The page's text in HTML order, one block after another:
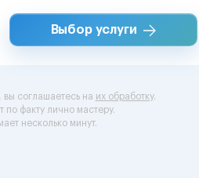
Выбор услуги
соглашаетесь на их обработку.
по факту лично мастеру.
несколько минут.